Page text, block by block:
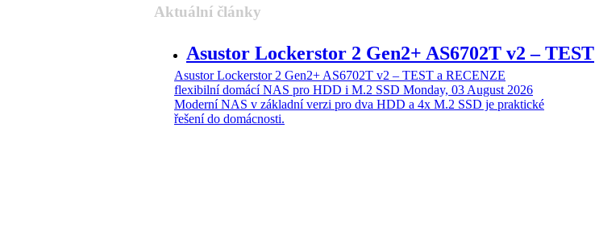
Aktuální články
Asustor Lockerstor 2 Gen2+ AS6702T v2 – TEST
Asustor Lockerstor 2 Gen2+ AS6702T v2 – TEST a RECENZE
flexibilní domácí NAS pro HDD i M.2 SSD Monday, 03 August 2026
Moderní NAS v základní verzi pro dva HDD a 4x M.2 SSD je praktické
řešení do domácnosti.